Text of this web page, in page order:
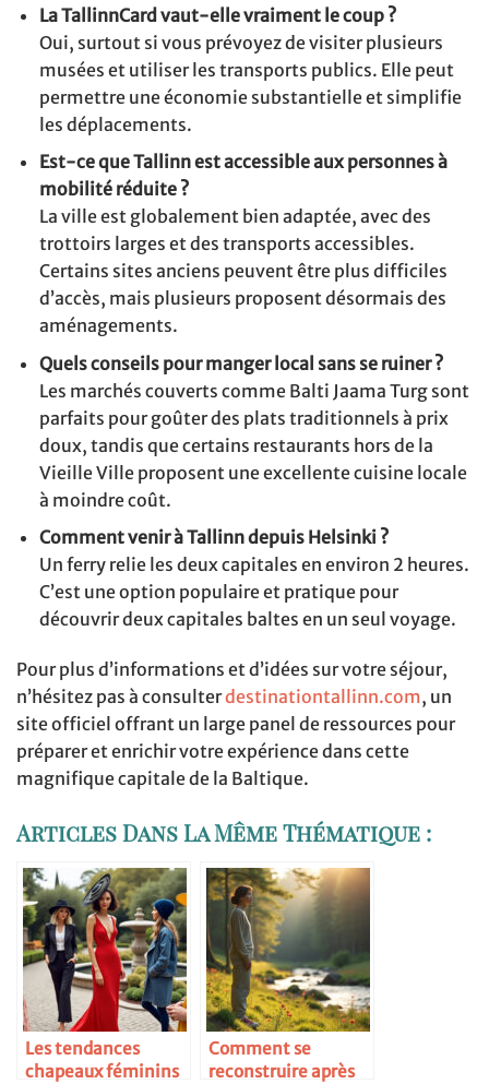
La TallinnCard vaut-elle vraiment le coup ?
Oui, surtout si vous prévoyez de visiter plusieurs
musées et utiliser les transports publics. Elle peut
permettre une économie substantielle et simplifie
les déplacements.
Est-ce que Tallinn est accessible aux personnes à
mobilité réduite ?
La ville est globalement bien adaptée, avec des
trottoirs larges et des transports accessibles.
Certains sites anciens peuvent être plus difficiles
d’accès, mais plusieurs proposent désormais des
aménagements.
Quels conseils pour manger local sans se ruiner ?
Les marchés couverts comme Balti Jaama Turg sont
parfaits pour goûter des plats traditionnels à prix
doux, tandis que certains restaurants hors de la
Vieille Ville proposent une excellente cuisine locale
à moindre coût.
Comment venir à Tallinn depuis Helsinki ?
Un ferry relie les deux capitales en environ 2 heures.
C’est une option populaire et pratique pour
découvrir deux capitales baltes en un seul voyage.
Pour plus d’informations et d’idées sur votre séjour,
n’hésitez pas à consulterdestinationtallinn.com, un
site officiel offrant un large panel de ressources pour
préparer et enrichir votre expérience dans cette
magnifique capitale de la Baltique.
Articles Dans La Même Thématique :
Les tendances
chapeaux féminins
Comment se
reconstruire après